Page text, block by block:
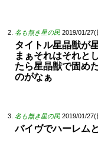
名も無き星の民 2019/01/27(
タイトル星晶獣が
まぁそれはそれと
たら星晶獣で固め
のがなぁ
名も無き星の民 2019/01/27(
バイヴでハーレム